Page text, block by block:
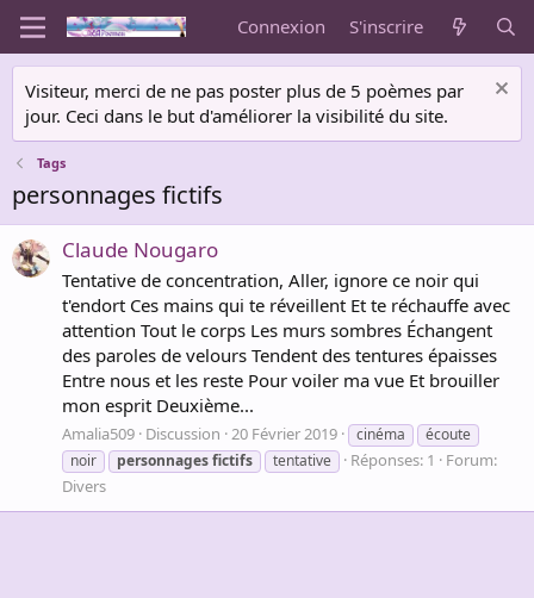
Connexion S'inscrire
Visiteur, merci de ne pas poster plus de 5 poèmes par
jour. Ceci dans le but d'améliorer la visibilité du site.
Tags
personnages fictifs
Claude Nougaro
Tentative de concentration, Aller, ignore ce noir qui
t'endort Ces mains qui te réveillent Et te réchauffe avec
attention Tout le corps Les murs sombres Échangent
des paroles de velours Tendent des tentures épaisses
Entre nous et les reste Pour voiler ma vue Et brouiller
mon esprit Deuxième...
Amalia509 Discussion 20 Février 2019 cinéma
écoute
noir
personnagesfictifs tentative Réponses: 1
Forum:
Divers